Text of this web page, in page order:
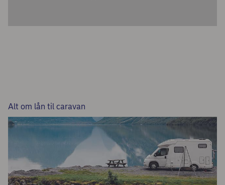
Alt om lån til caravan